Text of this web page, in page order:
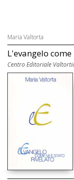
Maria Valtorta
L'evangelo
Centro Editoriale